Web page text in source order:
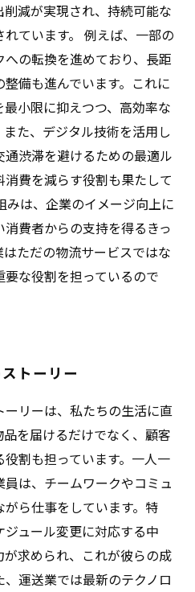
減が実現され、持続可能な
ています。 例えば、一部の
の転換を進めており、長距
備も進んでいます。これに
小限に抑えつつ、高効率な
た、デジタル技術を活用し
渋滞を避けるための最適ル
費を減らす役割も果たして
みは、企業のイメージ向上に
費者からの支持を得るきっ
ただの物流サービスではな
な役割を担っているので
トーリー
リーは、私たちの生活に直
を届けるだけでなく、顧客
割も担っています。一人一
は、チームワークやコミュ
ら仕事をしています。特
ュール変更に対応する中
求められ、これが彼らの成
運送業では最新のテクノロ